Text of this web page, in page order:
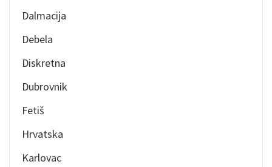
Dalmacija
Debela
Diskretna
Dubrovnik
Fetiš
Hrvatska
Karlovac